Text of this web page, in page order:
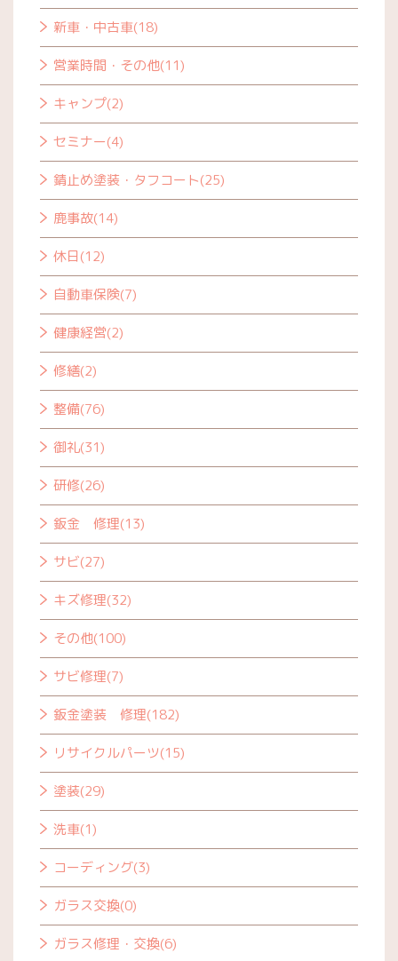
新車・中古車(18)
営業時間・その他(11)
キャンプ(2)
セミナー(4)
錆止め塗装・タフコート(25)
鹿事故(14)
休日(12)
自動車保険(7)
健康経営(2)
修繕(2)
整備(76)
御礼(31)
研修(26)
鈑金 修理(13)
サビ(27)
キズ修理(32)
その他(100)
サビ修理(7)
鈑金塗装 修理(182)
リサイクルパーツ(15)
塗装(29)
洗車(1)
コーディング(3)
ガラス交換(0)
ガラス修理・交換(6)